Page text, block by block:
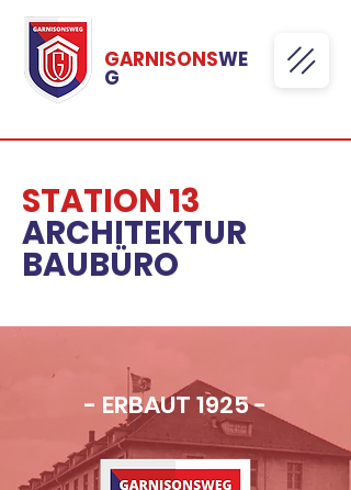
GARNISONSWE
G
STATION 13
ARCHITEKTUR
BAUBÜRO
- ERBAUT 1925 -